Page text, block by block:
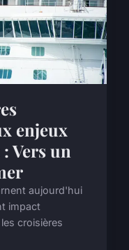
enjeux
Vers un
aujourd'hui
impact
croisières